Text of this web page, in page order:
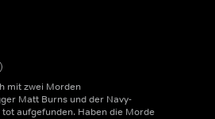
mit zwei Morden
Matt Burns und der Navy-
aufgefunden. Haben die Morde